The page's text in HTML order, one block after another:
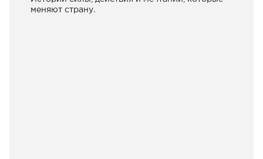
меняют страну.